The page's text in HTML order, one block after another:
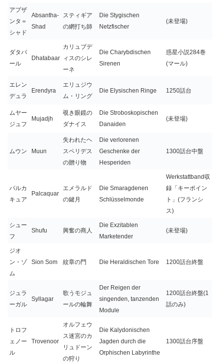
アプザ
ンタ＝
シャド
Absantha-
Shad
スティギア
の網打ち師
Die Stygischen
Netzfischer
(未登場)
ダタバ
ール
Dhatabaar
カリュブデ
ィスのシレ
ーネ
Die Charybdischen
Sirenen
惑星小説284巻
(マール)
エレン
デュラ
Erendyra
エリュジウ
ム・リング
Die Elysischen Ringe 1250話台
ムヤー
ジュフ
Mujadjh
覗き眼鏡の
ダナイス
Die Stroboskopischen
Danaiden
(未登場)
ムウン Muun
失われたヘ
スペリデス
の贈り物
Die verlorenen
Geschenke der
Hesperiden
1300話台中盤
パルカ
キュア
Palcaquar
エメラルド
の鍵月
Die Smaragdenen
Schlüsselmonde
Werkstattband収
録「キーポイン
ト」(フランシ
ス)
シュー
フ
Shufu 興奮の商人
Die Exzitablen
Marketender
(未登場)
ジオ
ン・ゾ
ム
Sion Som 紋章の門 Die Heraldischen Tore 1200話台終盤
ジュラ
ーガル
Syllagar
歌うモジュ
ールの輪舞
Der Reigen der
singenden, tanzenden
Module
1200話台終盤(1
話のみ)
トロフ
ェノー
ル
Trovenoor
オルフェウ
ス迷宮のカ
リュドーン
の狩り
Die Kalydonischen
Jagden durch die
Orphischen Labyrinthe
1300話台序盤